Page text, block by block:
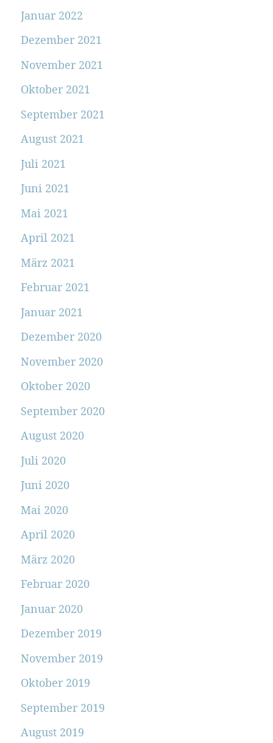
Januar 2022
Dezember 2021
November 2021
Oktober 2021
September 2021
August 2021
Juli 2021
Juni 2021
Mai 2021
April 2021
März 2021
Februar 2021
Januar 2021
Dezember 2020
November 2020
Oktober 2020
September 2020
August 2020
Juli 2020
Juni 2020
Mai 2020
April 2020
März 2020
Februar 2020
Januar 2020
Dezember 2019
November 2019
Oktober 2019
September 2019
August 2019